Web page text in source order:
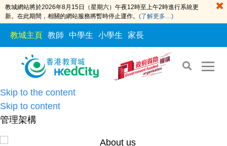
教城網站將於2026年8月15日（星期六）午夜12時至上午2時進行系統更
新。在此期間，相關的網站服務將暫時停止運作。 (了解更多…)
教城主頁 教師 中學生 小學生 家長
Skip to the content
Skip to content
管理架構